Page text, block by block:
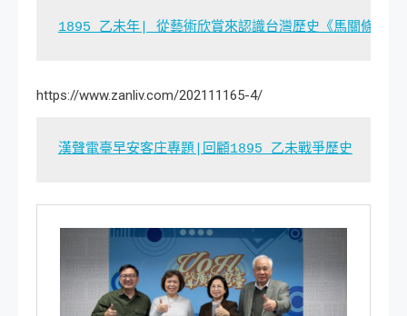
1895 乙未年| 從藝術欣賞來認識台灣歷史《馬關條約
https://www.zanliv.com/202111165-4/
漢聲電臺早安客庄專題|回顧1895 乙未戰爭歷史